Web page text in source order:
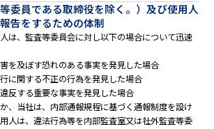
委員である取締役を除く。）及び使用人
告をするための体制
人は、監査等委員会に対し以下の場合について迅速
及ぼす恐れのある事実を発見した場合
関する不正の行為を発見した場合
する重要な事実を発見した場合
、当社は、内部通報規程に基づく通報制度を設け
人は、違法行為等を内部監査室又は社外監査等委